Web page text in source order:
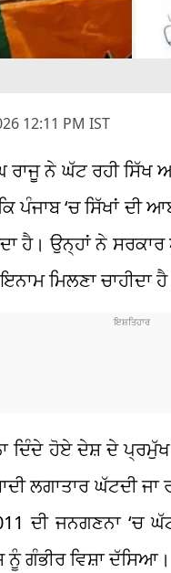
12:11 PM IST
ਨੇ ਘੱਟ ਰਹੀ ਸਿੱਖ
‘ਚ ਸਿੱਖਾਂ ਦੀ
ਹੈ। ਉਨ੍ਹਾਂ ਨੇ
ਮਿਲਣਾ ਚਾਹੀਦਾ
ਦਿੰਦੇ ਹੋਏ ਦੇਸ਼ ਦੇ
ਲਗਾਤਾਰ ਘੱਟਦੀ ਜਾ
ਦੀ ਜਨਗਣਨਾ
ਗੰਭੀਰ ਵਿਸ਼ਾ ਦੱਸਿਆ।